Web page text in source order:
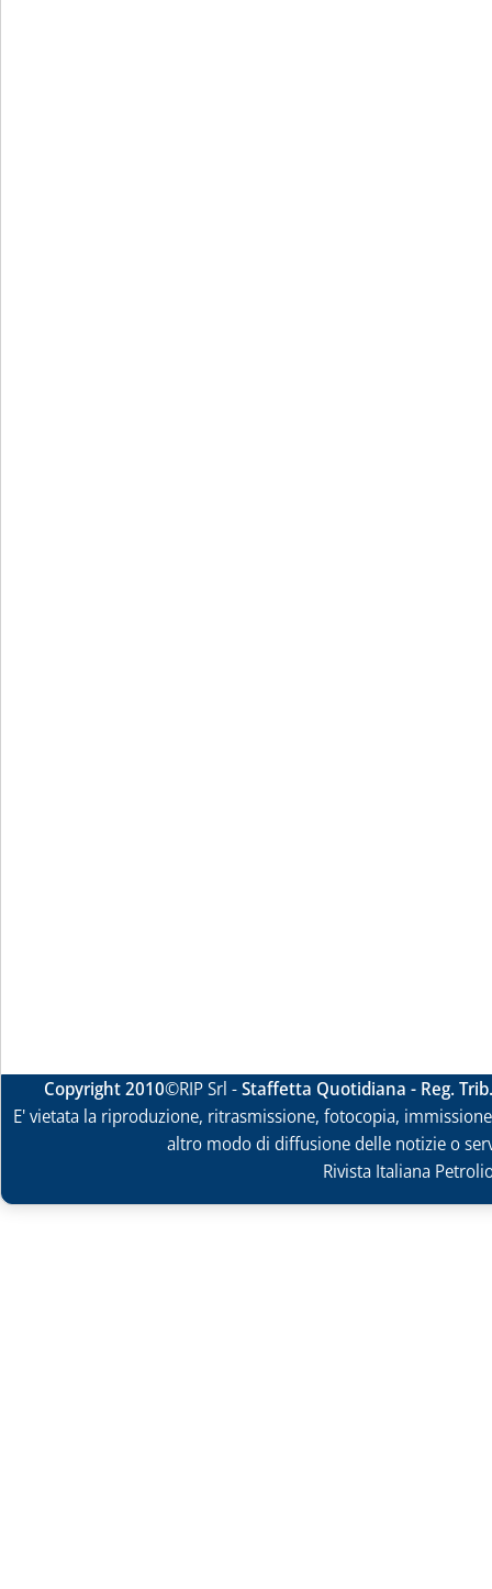
Copyright 2010©RIP Srl -Staffetta Quotidiana - Reg.
E' vietata la riproduzione, ritrasmissione, fotocopia,
altro modo di diffusione delle notizie o
Rivista Italiana